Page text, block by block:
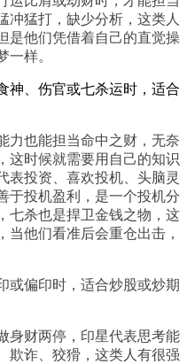
冲猛打，缺少分析，这类人
是他们凭借着自己的直觉操
一样。
神、伤官或七杀运时，适合
力也能担当命中之财，无奈
这时候就需要用自己的知识
表投资、喜欢投机、头脑灵
于投机盈利，是一个投机分
七杀也是捍卫金钱之物，这
他们看准后会重仓出击，
或偏印时，适合炒股或炒期
身财两停，印星代表思考能
欺诈、狡猾，这类人有很强